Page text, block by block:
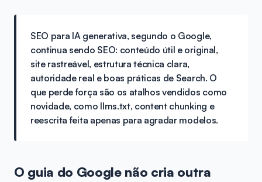
SEO para IA generativa, segundo o Google,
continua sendo SEO: conteúdo útil e original,
site rastreável, estrutura técnica clara,
autoridade real e boas práticas de Search. O
que perde força são os atalhos vendidos como
novidade, como llms.txt, content chunking e
reescrita feita apenas para agradar modelos.
O guia do Google não cria outra